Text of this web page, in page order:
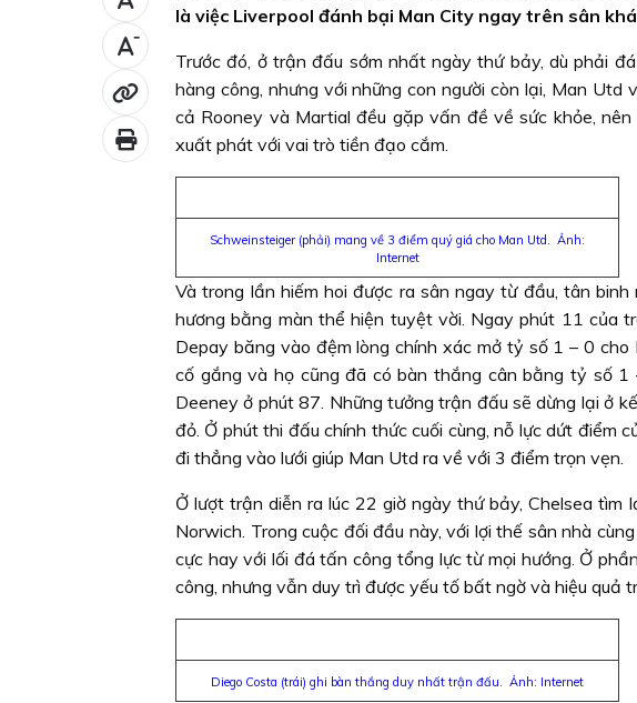
-
là việc Liverpool đánh bại Man City ngay trên sân
Trước đó, ở trận đấu sớm nhất ngày thứ bảy, dù phải
hàng công, nhưng với những con người còn lại, Man
cả Rooney và Martial đều gặp vấn đề về sức khỏe,
xuất phát với vai trò tiền đạo cắm.
Schweinsteiger (phải) mang về 3 điểm quý giá cho Man Utd. Ảnh:
Internet
Và trong lần hiếm hoi được ra sân ngay từ đầu, tân
hương bằng màn thể hiện tuyệt vời. Ngay phút 11 của
Depay băng vào đệm lòng chính xác mở tỷ số 1 – 0
cố gắng và họ cũng đã có bàn thắng cân bằng tỷ số
Deeney ở phút 87. Những tưởng trận đấu sẽ dừng lại ở
đỏ. Ở phút thi đấu chính thức cuối cùng, nỗ lực dứt điểm
đi thẳng vào lưới giúp Man Utd ra về với 3 điểm trọn vẹn.
Ở lượt trận diễn ra lúc 22 giờ ngày thứ bảy, Chelsea
Norwich. Trong cuộc đối đầu này, với lợi thế sân nhà
cực hay với lối đá tấn công tổng lực từ mọi hướng. Ở
công, nhưng vẫn duy trì được yếu tố bất ngờ và hiệu quả
Diego Costa (trái) ghi bàn thắng duy nhất trận đấu. Ảnh: Internet